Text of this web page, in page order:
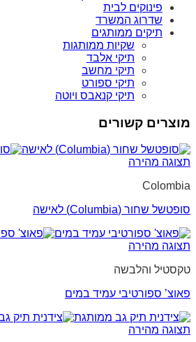
פינוקים לבית
שדרוג המשרד
תיקים ממותגים
שקיות ממותגות
תיקי אלבד
תיקי מחשב
תיקי ספורט
תיקי קנאבס ויוטה
מוצרים קשורים
תצוגה מהירה
Colombia
סופטשל שחור (Columbia) לאישה
תצוגה מהירה
טקסטיל והלבשה
פאוצ’ ספורטיבי עמיד במים
תצוגה מהירה